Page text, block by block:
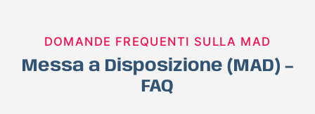
DOMANDE FREQUENTI SULLA MAD
Messa a Disposizione (MAD) –
FAQ